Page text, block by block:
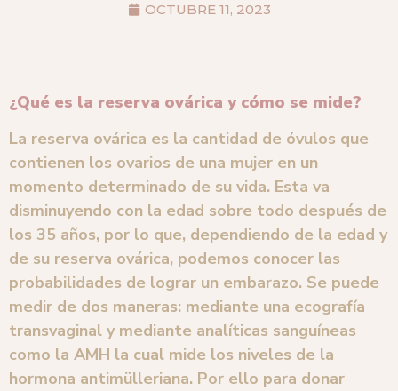
OCTUBRE 11, 2023
¿Qué es la reserva ovárica y cómo se mide?
La reserva ovárica es la cantidad de óvulos que
contienen los ovarios de una mujer en un
momento determinado de su vida. Esta va
disminuyendo con la edad sobre todo después de
los 35 años, por lo que, dependiendo de la edad y
de su reserva ovárica, podemos conocer las
probabilidades de lograr un embarazo. Se puede
medir de dos maneras: mediante una ecografía
transvaginal y mediante analíticas sanguíneas
como la AMH la cual mide los niveles de la
hormona antimülleriana. Por ello para donar